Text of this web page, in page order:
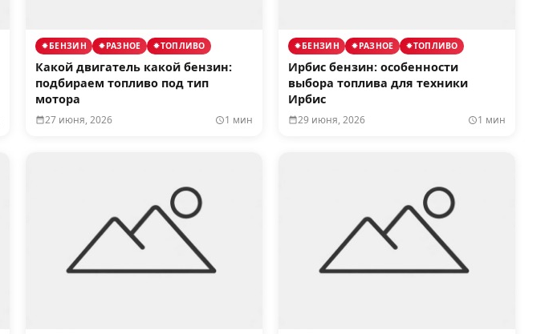
БЕНЗИН РАЗНОЕ ТОПЛИВО
Какой двигатель какой бензин:
подбираем топливо под тип
мотора
27 июня, 2026 1 мин
БЕНЗИН РАЗНОЕ ТОПЛИВО
Ирбис бензин: особенности
выбора топлива для техники
Ирбис
29 июня, 2026 1 мин